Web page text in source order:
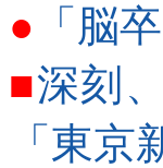
● 「脳
■深刻
「東